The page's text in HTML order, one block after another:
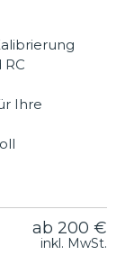
Ihre
ab 200 €
inkl. MwSt.